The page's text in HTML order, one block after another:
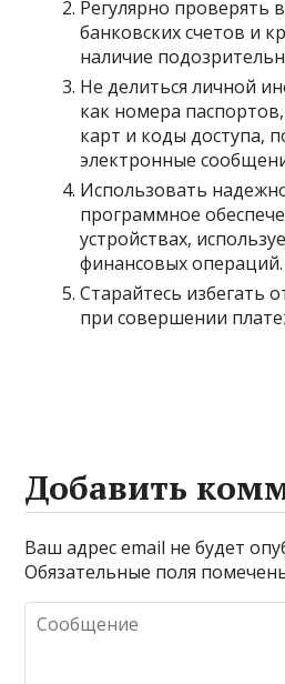
Регулярно проверять
банковских счетов и
наличие
Не делиться личной
как номера
карт и коды доступа,
электронные
Использовать
программное
устройствах,
финансовых операций.
Старайтесь избегать
при совершении
Добавить
Ваш адрес email не будет
Обязательные поля